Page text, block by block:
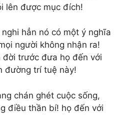
lên được mục đích!
hẳn nó có một ý nghĩa
người không nhận ra!
đời trước đưa họ đến với
đường trí tuệ này!
chán ghét cuộc sống,
điều thần bí! họ đến với